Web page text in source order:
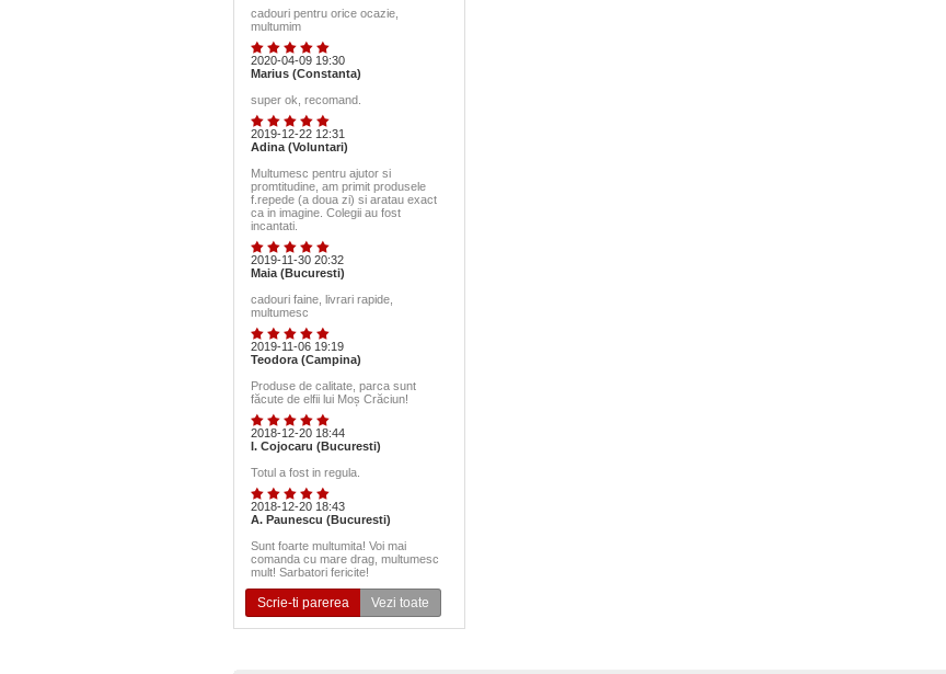
cadouri pentru orice ocazie,
multumim
2020-04-09 19:30
Marius (Constanta)
super ok, recomand.
2019-12-22 12:31
Adina (Voluntari)
Multumesc pentru ajutor si
promtitudine, am primit produsele
f.repede (a doua zi) si aratau exact
ca in imagine. Colegii au fost
incantati.
2019-11-30 20:32
Maia (Bucuresti)
cadouri faine, livrari rapide,
multumesc
2019-11-06 19:19
Teodora (Campina)
Produse de calitate, parca sunt
făcute de elfii lui Moș Crăciun!
2018-12-20 18:44
I. Cojocaru (Bucuresti)
Totul a fost in regula.
2018-12-20 18:43
A. Paunescu (Bucuresti)
Sunt foarte multumita! Voi mai
comanda cu mare drag, multumesc
mult! Sarbatori fericite!
Scrie-ti parerea Vezi toate